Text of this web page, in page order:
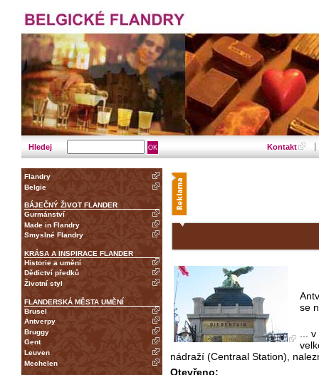
Hledej Kontakt
Flandry
Belgie
BÁJEČNÝ ŽIVOT FLANDER
Gurmánství
Made in Flandry
Smyslné Flandry
KRÁSA A INSPIRACE FLANDER
Historie a umění
Dědictví předků
Životní styl
FLANDERSKÁ MĚSTA UMĚNÍ
Brusel
Antverpy
Bruggy
Gent
Leuven
Mechelen
se
... v
nádraží (Centraal Station),
Otevřeno: